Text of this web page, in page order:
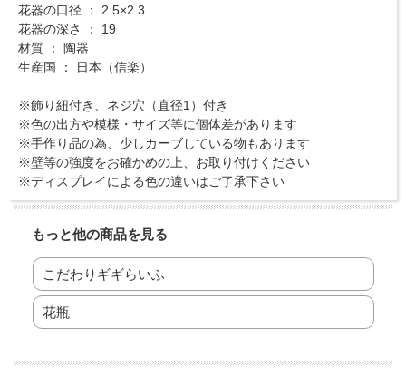
花器の口径 ： 2.5×2.3
花器の深さ ： 19
材質 ： 陶器
生産国 ： 日本（信楽）
※飾り紐付き、ネジ穴（直径1）付き
※色の出方や模様・サイズ等に個体差があります
※手作り品の為、少しカーブしている物もあります
※壁等の強度をお確かめの上、お取り付けください
※ディスプレイによる色の違いはご了承下さい
もっと他の商品を見る
こだわりギギらいふ
花瓶